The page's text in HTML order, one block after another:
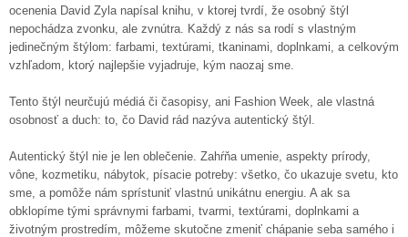
ocenenia David Zyla napísal knihu, v ktorej tvrdí, že osobný štýl
nepochádza zvonku, ale zvnútra. Každý z nás sa rodí s vlastným
jedinečným štýlom: farbami, textúrami, tkaninami, doplnkami, a celkovým
vzhľadom, ktorý najlepšie vyjadruje, kým naozaj sme.
Tento štýl neurčujú médiá či časopisy, ani Fashion Week, ale vlastná
osobnosť a duch: to, čo David rád nazýva autentický štýl.
Autentický štýl nie je len oblečenie. Zahŕňa umenie, aspekty prírody,
vône, kozmetiku, nábytok, písacie potreby: všetko, čo ukazuje svetu, kto
sme, a pomôže nám sprístuniť vlastnú unikátnu energiu. A ak sa
obklopíme tými správnymi farbami, tvarmi, textúrami, doplnkami a
životným prostredím, môžeme skutočne zmeniť chápanie seba samého i